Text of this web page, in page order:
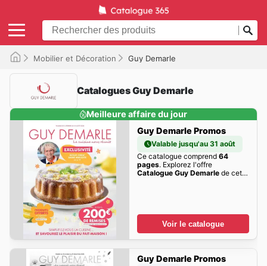
Mobilier et Décoration Guy Demarle
Catalogues Guy Demarle
Meilleure affaire du jour
Guy Demarle Promos
Valable jusqu'au 31 août
Ce catalogue comprend 64
pages. Explorez l'offre
Catalogue Guy Demarlede cette
Voir le catalogue
Guy Demarle Promos